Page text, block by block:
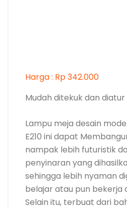
Harga : Rp 342.000
Mudah ditekuk dan
Lampu meja desain
E210 ini dapat
nampak lebih futuristik
penyinaran yang
sehingga lebih nyaman
belajar atau pun bekerja
Selain itu, terbuat dari